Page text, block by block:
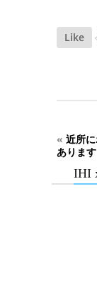
Like
« 近所
あります
IHI